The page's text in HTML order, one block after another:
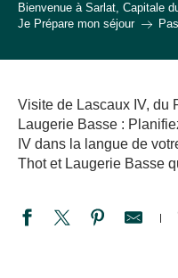
Bienvenue à Sarlat, Capitale
Je Prépare mon séjour
Visite de Lascaux IV, du
Laugerie Basse :
IV dans la langue de
Thot et Laugerie Basse